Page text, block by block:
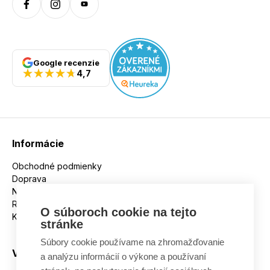
Google recenzie
4,7
Informácie
Obchodné podmienky
Doprava
Nakupujeme na splátky
Reklamácie
Kontakt
Všetko o nákupe
O súboroch cookie na tejto
stránke
Súbory cookie používame na zhromažďovanie
a analýzu informácií o výkone a používaní